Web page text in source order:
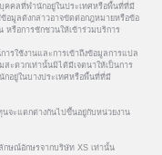
คคลที่พำนักอยู่ในประเทศหรือพื้นที่ที่มี
ข้อมูลดังกล่าวอาจขัดต่อกฎหมายหรือข้อ
หรือการชักชวนให้เข้าร่วมบริการ
รใช้งานและการเข้าถึงข้อมูลการแปล
ะดวกเท่านั้นมิได้มีเจตนาให้เป็นการ
กอยู่ในบางประเทศหรือพื้นที่ที่มี
จะแตกต่างกันไปขึ้นอยู่กับหน่วยงาน
ษณ์อักษรจากบริษัท XS เท่านั้น